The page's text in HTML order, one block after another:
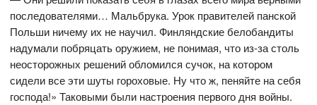
последователями… Мальбрука. Урок правителей панской
Польши ничему их не научил. Финляндские белобандиты
надумали побряцать оружием, не понимая, что из-за столь
неосторожных решений обломился сучок, на котором
сидели все эти шуты гороховые. Ну что ж, пеняйте на себя
господа!» Таковыми были настроения первого дня войны.